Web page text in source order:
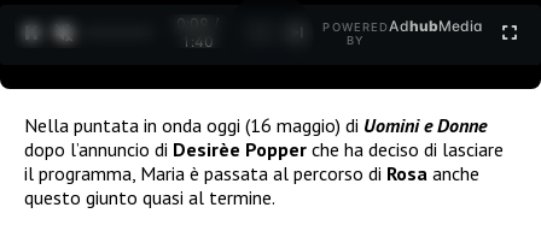
0:09 /
1:40
POWERED
BY
AdhubMedia
Nella puntata in onda oggi (16 maggio) di Uomini e Donne
dopo l’annuncio di Desirèe Popper che ha deciso di lasciare
il programma, Maria è passata al percorso di Rosa anche
questo giunto quasi al termine.